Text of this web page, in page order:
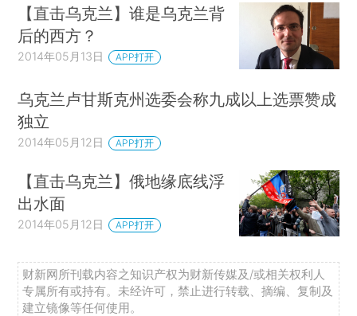
【直击乌克兰】谁是乌克兰背
后的西方？
2014年05月13日 APP打开
乌克兰卢甘斯克州选委会称九成以上选票赞成
独立
2014年05月12日 APP打开
【直击乌克兰】俄地缘底线浮
出水面
2014年05月12日 APP打开
财新网所刊载内容之知识产权为财新传媒及/或相关权利人
专属所有或持有。未经许可，禁止进行转载、摘编、复制及
建立镜像等任何使用。